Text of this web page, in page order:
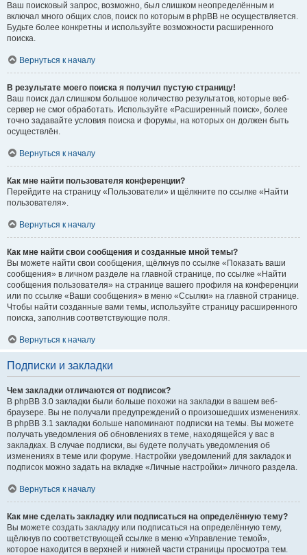
Ваш поисковый запрос, возможно, был слишком неопределённым и
включал много общих слов, поиск по которым в phpBB не осуществляется.
Будьте более конкретны и используйте возможности расширенного
поиска.
Вернуться к началу
В результате моего поиска я получил пустую страницу!
Ваш поиск дал слишком большое количество результатов, которые веб-
сервер не смог обработать. Используйте «Расширенный поиск», более
точно задавайте условия поиска и форумы, на которых он должен быть
осуществлён.
Вернуться к началу
Как мне найти пользователя конференции?
Перейдите на страницу «Пользователи» и щёлкните по ссылке «Найти
пользователя».
Вернуться к началу
Как мне найти свои сообщения и созданные мной темы?
Вы можете найти свои сообщения, щёлкнув по ссылке «Показать ваши
сообщения» в личном разделе на главной странице, по ссылке «Найти
сообщения пользователя» на странице вашего профиля на конференции
или по ссылке «Ваши сообщения» в меню «Ссылки» на главной странице.
Чтобы найти созданные вами темы, используйте страницу расширенного
поиска, заполнив соответствующие поля.
Вернуться к началу
Подписки и закладки
Чем закладки отличаются от подписок?
В phpBB 3.0 закладки были больше похожи на закладки в вашем веб-
браузере. Вы не получали предупреждений о произошедших изменениях.
В phpBB 3.1 закладки больше напоминают подписки на темы. Вы можете
получать уведомления об обновлениях в теме, находящейся у вас в
закладках. В случае подписки, вы будете получать уведомления об
изменениях в теме или форуме. Настройки уведомлений для закладок и
подписок можно задать на вкладке «Личные настройки» личного раздела.
Вернуться к началу
Как мне сделать закладку или подписаться на определённую тему?
Вы можете создать закладку или подписаться на определённую тему,
щёлкнув по соответствующей ссылке в меню «Управление темой»,
которое находится в верхней и нижней части страницы просмотра тем.